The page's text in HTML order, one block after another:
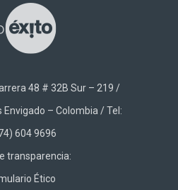
48 # 32B Sur – 219 /
Envigado – Colombia / Tel:
604 9696
transparencia:
Ético